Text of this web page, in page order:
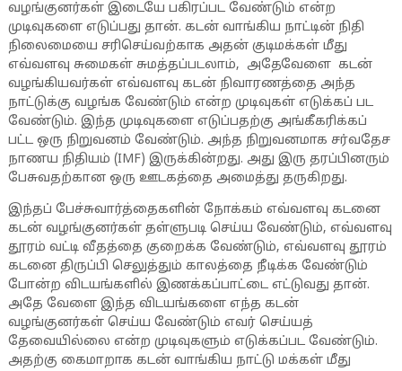
வழங்குனர்கள் இடையே பகிரப்பட வேண்டும் என்ற
முடிவுகளை எடுப்பது தான். கடன் வாங்கிய நாட்டின் நிதி
நிலைமையை சரிசெய்வற்காக அதன் குடிமக்கள் மீது
எவ்வளவு சுமைகள் சுமத்தப்படலாம், அதேவேளை கடன்
வழங்கியவர்கள் எவ்வளவு கடன் நிவாரணத்தை அந்த
நாட்டுக்கு வழங்க வேண்டும் என்ற முடிவுகள் எடுக்கப் பட
வேண்டும். இந்த முடிவுகளை எடுப்பதற்கு அங்கீகரிக்கப்
பட்ட ஒரு நிறுவனம் வேண்டும். அந்த நிறுவனமாக சர்வதேச
நாணய நிதியம் (IMF) இருக்கின்றது. அது இரு தரப்பினரும்
பேசுவதற்கான ஒரு ஊடகத்தை அமைத்து தருகிறது.
இந்தப் பேச்சுவார்த்தைகளின் நோக்கம் எவ்வளவு கடனை
கடன் வழங்குனர்கள் தள்ளுபடி செய்ய வேண்டும், எவ்வளவு
தூரம் வட்டி வீதத்தை குறைக்க வேண்டும், எவ்வளவு தூரம்
கடனை திருப்பி செலுத்தும் காலத்தை நீடிக்க வேண்டும்
போன்ற விடயங்களில் இணக்கப்பாட்டை எட்டுவது தான்.
அதே வேளை இந்த விடயங்களை எந்த கடன்
வழங்குனர்கள் செய்ய வேண்டும் எவர் செய்யத்
தேவையில்லை என்ற முடிவுகளும் எடுக்கப்பட வேண்டும்.
அதற்கு கைமாறாக கடன் வாங்கிய நாட்டு மக்கள் மீது